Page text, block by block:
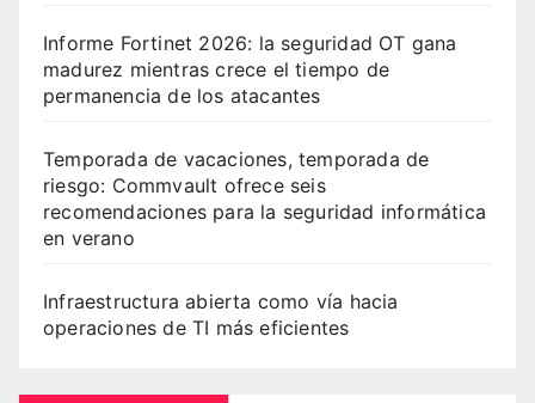
Informe Fortinet 2026: la seguridad OT gana
madurez mientras crece el tiempo de
permanencia de los atacantes
Temporada de vacaciones, temporada de
riesgo: Commvault ofrece seis
recomendaciones para la seguridad informática
en verano
Infraestructura abierta como vía hacia
operaciones de TI más eficientes